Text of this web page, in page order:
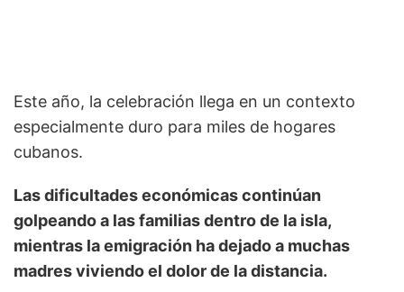
Este año, la celebración llega en un contexto
especialmente duro para miles de hogares
cubanos.
Las dificultades económicas continúan
golpeando a las familias dentro de la isla,
mientras la emigración ha dejado a muchas
madres viviendo el dolor de la distancia.